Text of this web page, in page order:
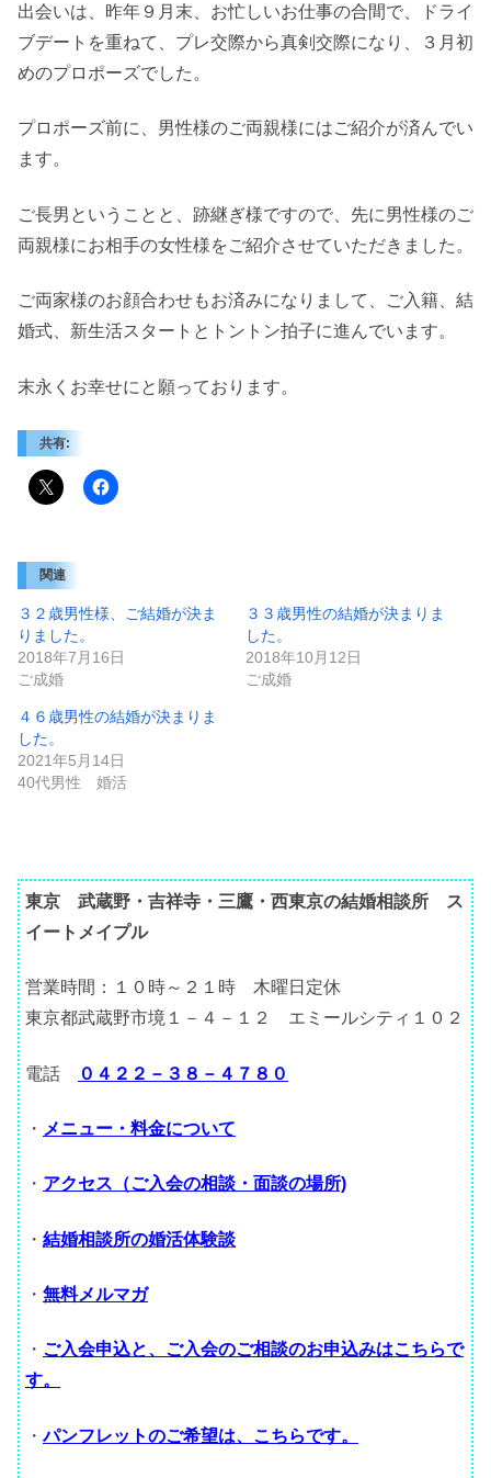
出会いは、昨年９月末、お忙しいお仕事の合間で、ドライ
ブデートを重ねて、プレ交際から真剣交際になり、３月初
めのプロポーズでした。
プロポーズ前に、男性様のご両親様にはご紹介が済んでい
ます。
ご長男ということと、跡継ぎ様ですので、先に男性様のご
両親様にお相手の女性様をご紹介させていただきました。
ご両家様のお顔合わせもお済みになりまして、ご入籍、結
婚式、新生活スタートとトントン拍子に進んでいます。
末永くお幸せにと願っております。
共有:
関連
３２歳男性様、ご結婚が決ま
りました。
2018年7月16日
ご成婚
３３歳男性の結婚が決まりま
した。
2018年10月12日
ご成婚
４６歳男性の結婚が決まりま
した。
2021年5月14日
40代男性 婚活
東京 武蔵野・吉祥寺・三鷹・西東京の結婚相談所 ス
イートメイプル
営業時間：１０時～２１時 木曜日定休
東京都武蔵野市境１－４－１２ エミールシティ１０２
電話 ０４２２－３８－４７８０
・ メニュー・料金について
・ アクセス（ご入会の相談・面談の場所)
・ 結婚相談所の婚活体験談
・ 無料メルマガ
・ ご入会申込と、ご入会のご相談のお申込みはこちらで
す。
・パンフレットのご希望は、こちらです。